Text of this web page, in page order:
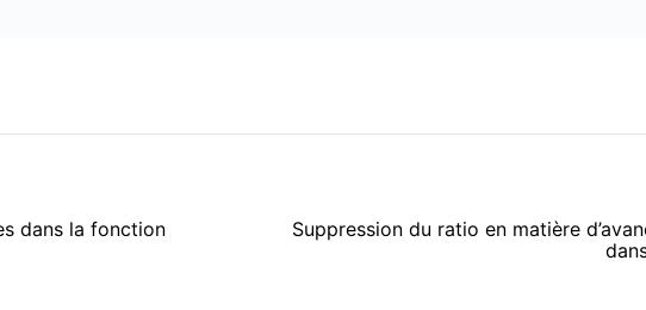
dans la fonction
Suppression du ratio en matière